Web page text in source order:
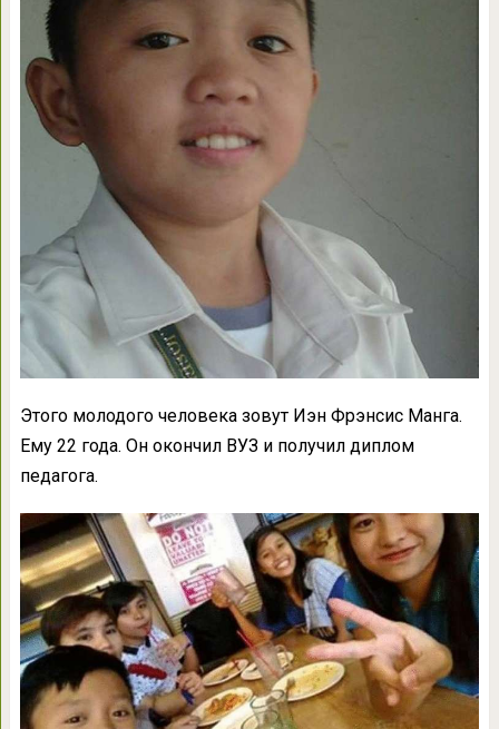
Этого молодого человека зовут Иэн Фрэнсис Манга.
Ему 22 года. Он окончил ВУЗ и получил диплом
педагога.